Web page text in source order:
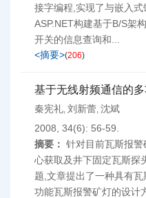
接字编程,实现了与嵌入
ASP.NET构建基于B/S架
开关的信息查询和...
<摘要>(206)
基于无线射频通信的
秦宪礼, 刘新蕾, 沈斌
2008, 34(6): 56-59.
摘要： 针对目前瓦斯报
心获取及井下固定瓦斯探
题,文章提出了一种具有
功能瓦斯报警矿灯的设计